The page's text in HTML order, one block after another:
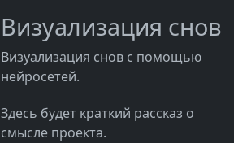
Визуализация снов
Визуализация снов с помощью
нейросетей.
Здесь будет краткий рассказ о
смысле проекта.